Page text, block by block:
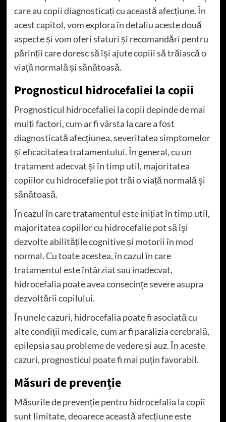
care au copii diagnosticați cu această afecțiune. În
acest capitol, vom explora în detaliu aceste două
aspecte și vom oferi sfaturi și recomandări pentru
părinții care doresc să își ajute copiii să trăiască o
viață normală și sănătoasă.
Prognosticul hidrocefaliei la copii
Prognosticul hidrocefaliei la copii depinde de mai
mulți factori, cum ar fi vârsta la care a fost
diagnosticată afecțiunea, severitatea simptomelor
și eficacitatea tratamentului. În general, cu un
tratament adecvat și în timp util, majoritatea
copiilor cu hidrocefalie pot trăi o viață normală și
sănătoasă.
În cazul în care tratamentul este inițiat în timp util,
majoritatea copiilor cu hidrocefalie pot să își
dezvolte abilitățile cognitive și motorii în mod
normal. Cu toate acestea, în cazul în care
tratamentul este întârziat sau inadecvat,
hidrocefalia poate avea consecințe severe asupra
dezvoltării copilului.
În unele cazuri, hidrocefalia poate fi asociată cu
alte condiții medicale, cum ar fi paralizia cerebrală,
epilepsia sau probleme de vedere și auz. În aceste
cazuri, prognosticul poate fi mai puțin favorabil.
Măsuri de prevenție
Măsurile de prevenție pentru hidrocefalia la copii
sunt limitate, deoarece această afecțiune este